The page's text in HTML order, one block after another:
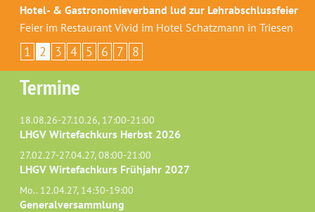
Hotel- & Gastronomieverband lud zur Lehrabschlussfeier
Feier im Restaurant Vivid im Hotel Schatzmann in Triesen
1 2 3 4 5 6 7 8
Termine
18.08.26-27.10.26, 17:00-21:00
LHGV Wirtefachkurs Herbst 2026
27.02.27-27.04.27, 08:00-21:00
LHGV Wirtefachkurs Frühjahr 2027
Mo.. 12.04.27, 14:30-19:00
Generalversammlung